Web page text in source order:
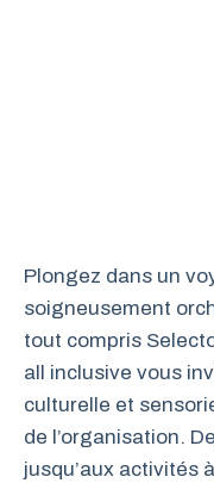
Plongez dans un
soigneusement
tout compris
all inclusive vous
culturelle et
de l’organisation.
jusqu’aux activités